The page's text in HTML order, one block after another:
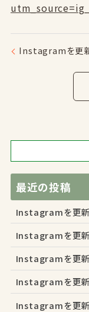
Instagramを更新
最近の投稿
Instagramを更新
Instagramを更新
Instagramを更新
Instagramを更新
Instagramを更新